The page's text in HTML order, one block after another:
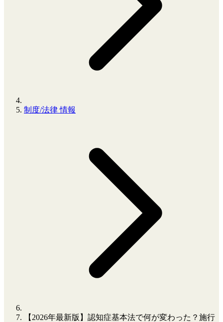
制度/法律 情報
【2026年最新版】認知症基本法で何が変わった？施行